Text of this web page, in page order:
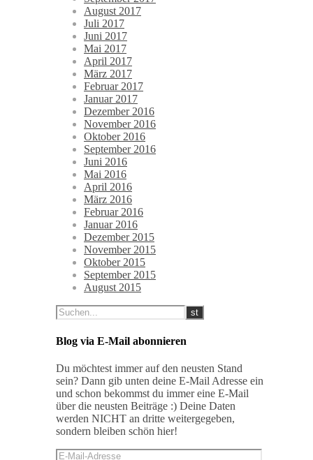
August 2017
Juli 2017
Juni 2017
Mai 2017
April 2017
März 2017
Februar 2017
Januar 2017
Dezember 2016
November 2016
Oktober 2016
September 2016
Juni 2016
Mai 2016
April 2016
März 2016
Februar 2016
Januar 2016
Dezember 2015
November 2015
Oktober 2015
September 2015
August 2015
Blog via E-Mail abonnieren
Du möchtest immer auf den neusten Stand
sein? Dann gib unten deine E-Mail Adresse ein
und schon bekommst du immer eine E-Mail
über die neusten Beiträge :) Deine Daten
werden NICHT an dritte weitergegeben,
sondern bleiben schön hier!
E-